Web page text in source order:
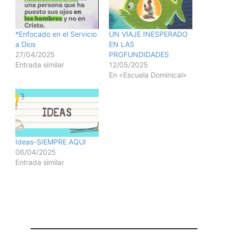
*Enfocado en el Servicio
a Dios
27/04/2025
Entrada similar
UN VIAJE INESPERADO
EN LAS
PROFUNDIDADES
12/05/2025
En «Escuela Dominical»
Ideas-SIEMPRE AQUI
06/04/2025
Entrada similar